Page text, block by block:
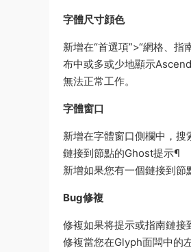
字體尺寸顔色
新增在“首選項”>“網格、
布中或多或少地顯示
無法正常工作。
字體窗口
新增在字體窗口側欄中，搜
鏈接到節點的Ghost提示¶
新增如果您有一個鏈接到節
Bug修複
修複如果将提示或指南鏈接
修複當您在Glyph面闆中的